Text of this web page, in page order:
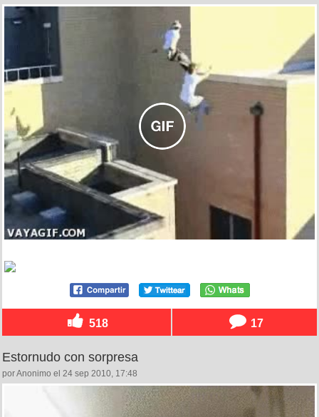
518 17
Estornudo con sorpresa
por Anonimo el 24 sep 2010, 17:48